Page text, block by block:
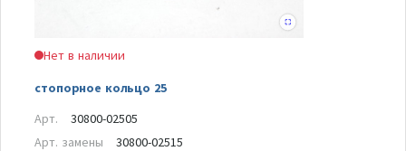
Нет в наличии
стопорное кольцо 25
Арт.
30800-02505
Арт. замены
30800-02515